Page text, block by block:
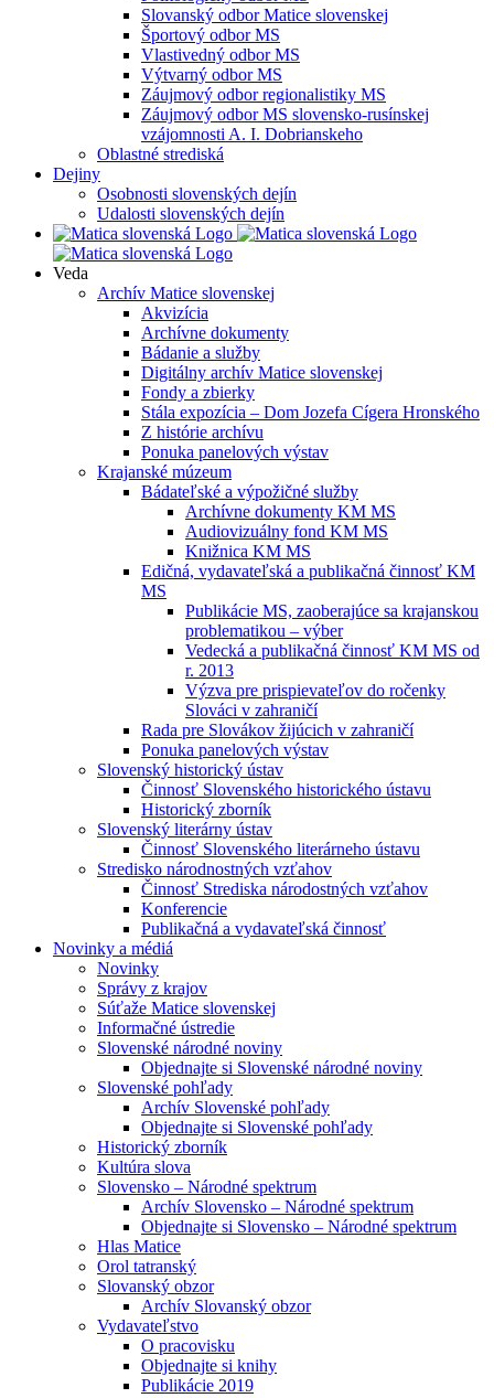
Slovanský odbor Matice slovenskej
Športový odbor MS
Vlastivedný odbor MS
Výtvarný odbor MS
Záujmový odbor regionalistiky MS
Záujmový odbor MS slovensko-rusínskej
vzájomnosti A. I. Dobrianskeho
Oblastné strediská
Dejiny
Osobnosti slovenských dejín
Udalosti slovenských dejín
Veda
Archív Matice slovenskej
Akvizícia
Archívne dokumenty
Bádanie a služby
Digitálny archív Matice slovenskej
Fondy a zbierky
Stála expozícia – Dom Jozefa Cígera Hronského
Z histórie archívu
Ponuka panelových výstav
Krajanské múzeum
Bádateľské a výpožičné služby
Archívne dokumenty KM MS
Audiovizuálny fond KM MS
Knižnica KM MS
Edičná, vydavateľská a publikačná činnosť KM
MS
Publikácie MS, zaoberajúce sa krajanskou
problematikou – výber
Vedecká a publikačná činnosť KM MS od
r. 2013
Výzva pre prispievateľov do ročenky
Slováci v zahraničí
Rada pre Slovákov žijúcich v zahraničí
Ponuka panelových výstav
Slovenský historický ústav
Činnosť Slovenského historického ústavu
Historický zborník
Slovenský literárny ústav
Činnosť Slovenského literárneho ústavu
Stredisko národnostných vzťahov
Činnosť Strediska národostných vzťahov
Konferencie
Publikačná a vydavateľská činnosť
Novinky a médiá
Novinky
Správy z krajov
Súťaže Matice slovenskej
Informačné ústredie
Slovenské národné noviny
Objednajte si Slovenské národné noviny
Slovenské pohľady
Archív Slovenské pohľady
Objednajte si Slovenské pohľady
Historický zborník
Kultúra slova
Slovensko – Národné spektrum
Archív Slovensko – Národné spektrum
Objednajte si Slovensko – Národné spektrum
Hlas Matice
Orol tatranský
Slovanský obzor
Archív Slovanský obzor
Vydavateľstvo
O pracovisku
Objednajte si knihy
Publikácie 2019